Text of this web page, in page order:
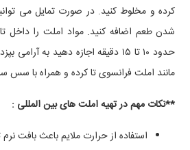
کرده و مخلوط کنید. در صورت تمایل می
شدن طعم اضافه کنید. مواد املت را داخل
حدود ۱۰ تا ۱۵ دقیقه اجازه دهید به
مانند املت فرانسوی تا کرده و همراه با سس
**نکات مهم در تهیه املت‌ های بین ‌المللی :
استفاده از حرارت ملایم باعث بافت